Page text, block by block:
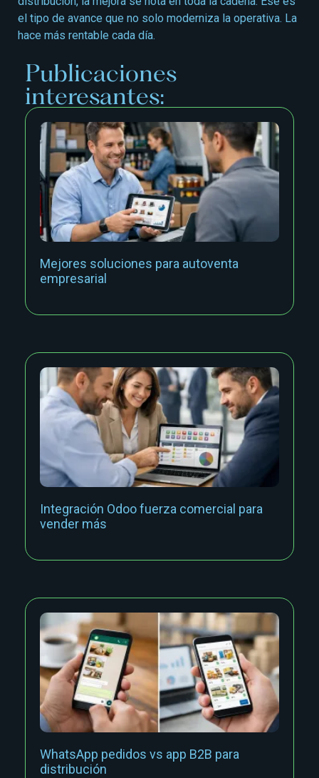
el tipo de avance que no solo moderniza la operativa. La
hace más rentable cada día.
Publicaciones
interesantes:
Mejores soluciones para autoventa
empresarial
Integración Odoo fuerza comercial para
vender más
WhatsApp pedidos vs app B2B para
distribución